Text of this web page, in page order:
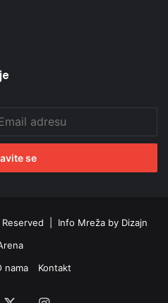
Reserved | Info Mreža by Dizajn
nama Kontakt